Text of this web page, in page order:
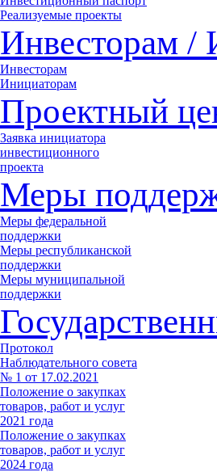
Реализуемые проекты
Инвесторам /
Инвесторам
Инициаторам
Проектный
Заявка инициатора
инвестиционного
проекта
Меры
Меры федеральной
поддержки
Меры республиканской
поддержки
Меры муниципальной
поддержки
Протокол
Наблюдательного совета
№ 1 от 17.02.2021
Положение о закупках
товаров, работ и услуг
2021 года
Положение о закупках
товаров, работ и услуг
2024 года